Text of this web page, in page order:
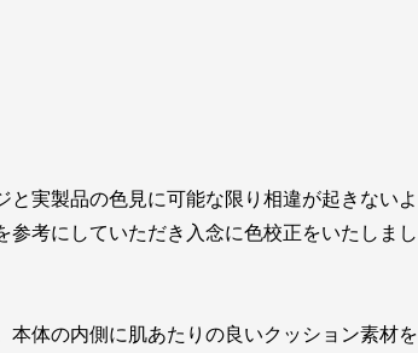
実製品の色見に可能な限り相違が起きないよ
考にしていただき入念に色校正をいたしまし
体の内側に肌あたりの良いクッション素材を